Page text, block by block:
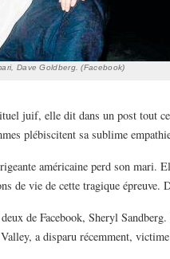
Dave Goldberg. (Facebook)
juif, elle dit dans un post tout ce
plébiscitent sa sublime
américaine perd son mari.
de vie de cette tragique épreuve.
de Facebook, Sheryl
a disparu récemment,